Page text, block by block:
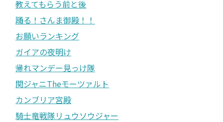
教えてもらう前と後
踊る！さんま御殿！！
お願いランキング
ガイアの夜明け
帰れマンデー見っけ隊
関ジャニTheモーツァルト
カンブリア宮殿
騎士竜戦隊リュウソウジャー